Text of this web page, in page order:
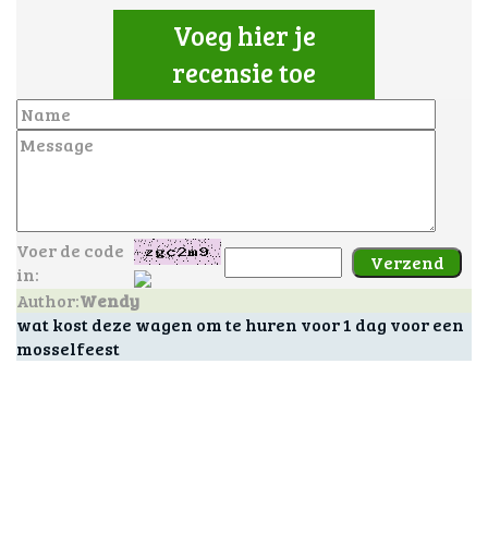
Voeg hier je
recensie toe
Voer de code
in:
Author:Wendy
wat kost deze wagen om te huren voor 1 dag voor een
mosselfeest